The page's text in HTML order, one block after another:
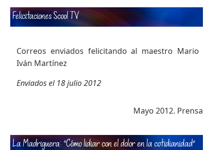
Felicitaciones Scool TV
Correos enviados felicitando al maestro Mario
Iván Martínez
Enviados el 18 julio 2012
Mayo 2012. Prensa
La Madriguera: “Cómo lidiar con el dolor en la cotidianidad”